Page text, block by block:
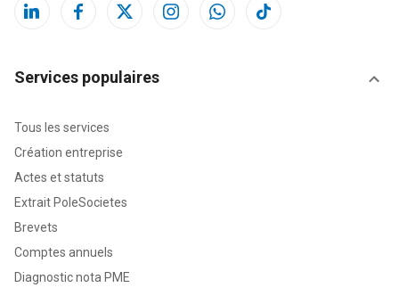
Services populaires
Tous les services
Création entreprise
Actes et statuts
Extrait PoleSocietes
Brevets
Comptes annuels
Diagnostic nota PME